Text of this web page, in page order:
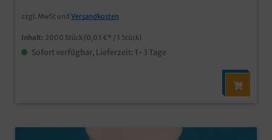
zzgl. MwSt und Versandkosten
Inhalt: 2000 Stück (0,03 €* / 1 Stück)
Sofort verfügbar, Lieferzeit: 1-3 Tage